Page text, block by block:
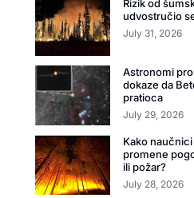
Rizik od
udvostručio
July 31, 2026
Astronomi
dokaze da
pratioca
July 29, 2026
Kako
promene
ili požar?
July 28, 2026